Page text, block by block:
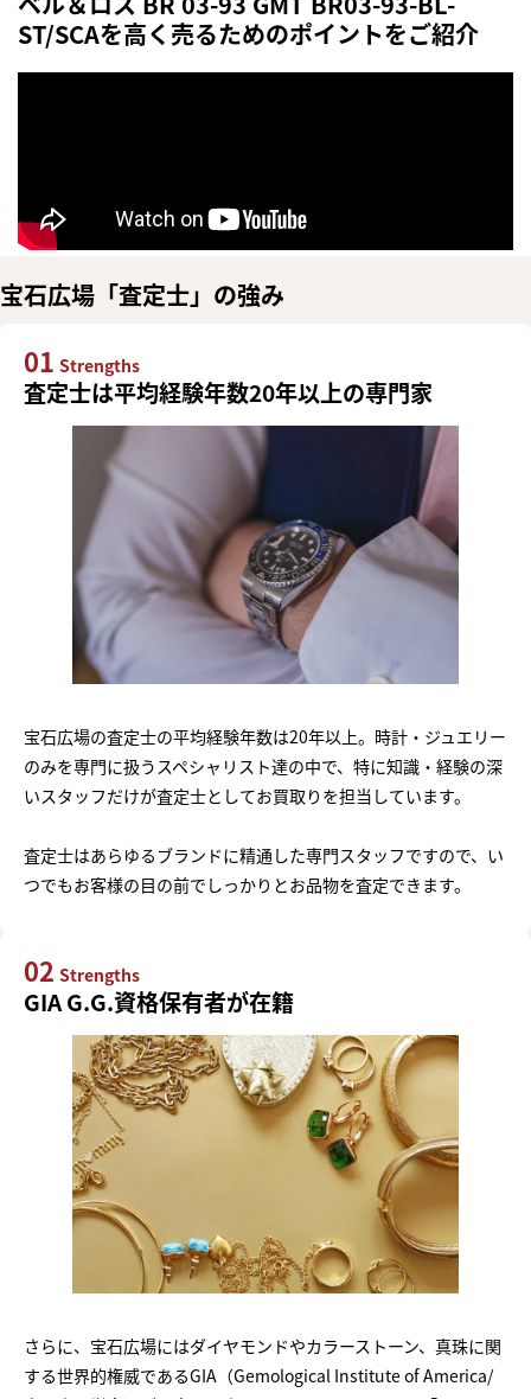
ST/SCAを高く売るためのポイントをご紹介
宝石広場「査定士」の強み
01 Strengths
査定士は平均経験年数20年以上の専門家
宝石広場の査定士の平均経験年数は20年以上。時計・ジュエリー
のみを専門に扱うスペシャリスト達の中で、特に知識・経験の深
いスタッフだけが査定士としてお買取りを担当しています。
査定士はあらゆるブランドに精通した専門スタッフですので、い
つでもお客様の目の前でしっかりとお品物を査定できます。
02 Strengths
GIA G.G.資格保有者が在籍
さらに、宝石広場にはダイヤモンドやカラーストーン、真珠に関
する世界的権威であるGIA（Gemological Institute of America/